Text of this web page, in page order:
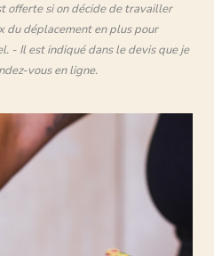
offerte si on décide de travailler
du déplacement en plus pour
- Il est indiqué dans le devis que je
vous en ligne.